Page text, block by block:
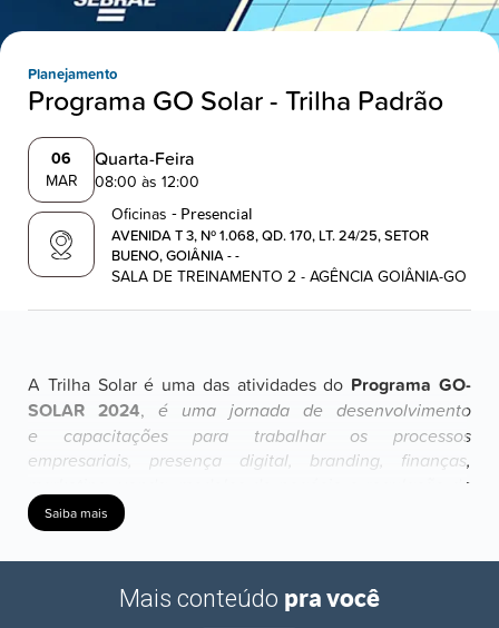
Planejamento
Programa GO Solar - Trilha Padrão
06
MAR
Quarta-Feira
08:00 às 12:00
Oficinas - Presencial
AVENIDA T 3, Nº 1.068, QD. 170, LT. 24/25, SETOR
BUENO, GOIÂNIA - -
SALA DE TREINAMENTO 2 - AGÊNCIA GOIÂNIA-GO
A Trilha Solar é uma das atividades do Programa GO-
SOLAR 2024, é uma jornada de desenvolvimento
e capacitações para trabalhar os processos
empresariais, presença digital, branding, finanças,
marketing, venda, modelos de negócio e regulação do
segmento de energia solar. Nessa primeira etapa os
participantes contarão com 3 oficinas e 30h de
consultorias em temáticas de planejamento, gestão
troca de conhecimento.
Saiba mais
Mais conteúdo pra você